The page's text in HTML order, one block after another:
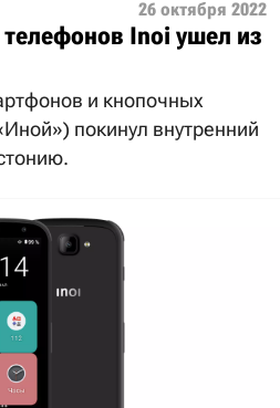
26 октября 2022
Inoi ушел из
и кнопочных
покинул внутренний